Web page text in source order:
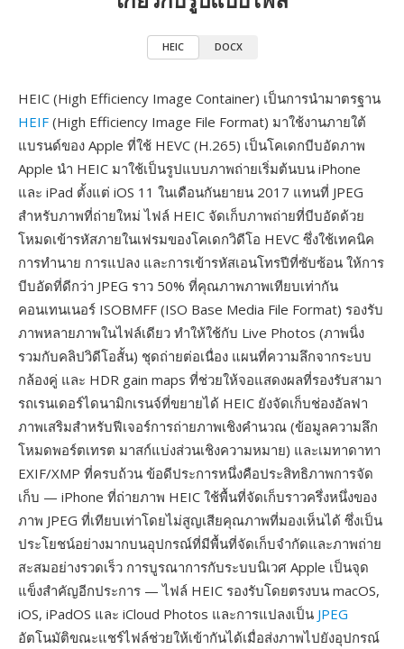
HEIC DOCX
HEIC (High Efficiency Image Container) เป็นการนำมาตรฐาน
HEIF (High Efficiency Image File Format) มาใช้งานภายใต้
แบรนด์ของ Apple ที่ใช้ HEVC (H.265) เป็นโคเดกบีบอัดภาพ
Apple นำ HEIC มาใช้เป็นรูปแบบภาพถ่ายเริ่มต้นบน iPhone
และ iPad ตั้งแต่ iOS 11 ในเดือนกันยายน 2017 แทนที่ JPEG
สำหรับภาพที่ถ่ายใหม่ ไฟล์ HEIC จัดเก็บภาพถ่ายที่บีบอัดด้วย
โหมดเข้ารหัสภายในเฟรมของโคเดกวิดีโอ HEVC ซึ่งใช้เทคนิค
การทำนาย การแปลง และการเข้ารหัสเอนโทรปีที่ซับซ้อน ให้การ
บีบอัดที่ดีกว่า JPEG ราว 50% ที่คุณภาพภาพเทียบเท่ากัน
คอนเทนเนอร์ ISOBMFF (ISO Base Media File Format) รองรับ
ภาพหลายภาพในไฟล์เดียว ทำให้ใช้กับ Live Photos (ภาพนิ่ง
รวมกับคลิปวิดีโอสั้น) ชุดถ่ายต่อเนื่อง แผนที่ความลึกจากระบบ
กล้องคู่ และ HDR gain maps ที่ช่วยให้จอแสดงผลที่รองรับสามา
รถเรนเดอร์ไดนามิกเรนจ์ที่ขยายได้ HEIC ยังจัดเก็บช่องอัลฟา
ภาพเสริมสำหรับฟีเจอร์การถ่ายภาพเชิงคำนวณ (ข้อมูลความลึก
โหมดพอร์ตเทรต มาสก์แบ่งส่วนเชิงความหมาย) และเมทาดาทา
EXIF/XMP ที่ครบถ้วน ข้อดีประการหนึ่งคือประสิทธิภาพการจัด
เก็บ — iPhone ที่ถ่ายภาพ HEIC ใช้พื้นที่จัดเก็บราวครึ่งหนึ่งของ
ภาพ JPEG ที่เทียบเท่าโดยไม่สูญเสียคุณภาพที่มองเห็นได้ ซึ่งเป็น
ประโยชน์อย่างมากบนอุปกรณ์ที่มีพื้นที่จัดเก็บจำกัดและภาพถ่าย
สะสมอย่างรวดเร็ว การบูรณาการกับระบบนิเวศ Apple เป็นจุด
แข็งสำคัญอีกประการ — ไฟล์ HEIC รองรับโดยตรงบน macOS,
iOS, iPadOS และ iCloud Photos และการแปลงเป็น JPEG
อัตโนมัติขณะแชร์ไฟล์ช่วยให้เข้ากันได้เมื่อส่งภาพไปยังอุปกรณ์